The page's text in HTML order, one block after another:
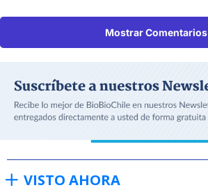
Mostrar Comentarios
VISTO AHORA